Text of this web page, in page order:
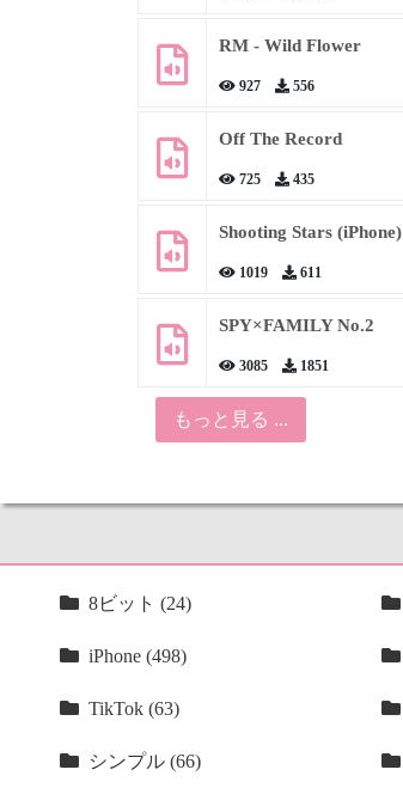
RM - Wild Flower
927 556
Off The Record
725 435
Shooting Stars (iPhone)
1019 611
SPY×FAMILY No.2
3085 1851
もっと見る ...
8ビット (24)
iPhone (498)
TikTok (63)
シンプル (66)